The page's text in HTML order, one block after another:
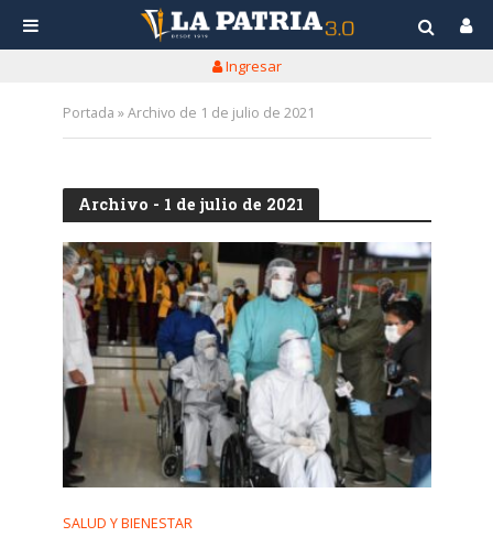
Ingresar
Portada »Archivo de 1 de julio de 2021
Archivo - 1 de julio de 2021
SALUD Y BIENESTAR